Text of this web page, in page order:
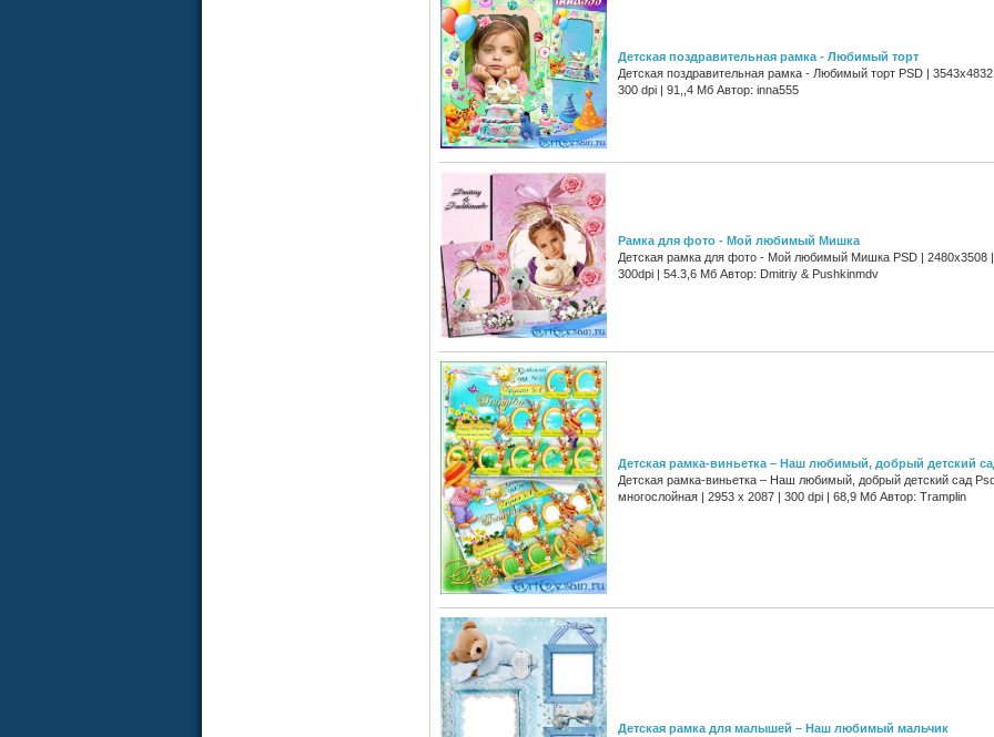
Детская поздравительная рамка - Любимый торт
Детская поздравительная рамка - Любимый торт PSD |
300 dpi | 91,,4 Мб Автор: inna555
Рамка для фото - Мой любимый Мишка
Детская рамка для фото - Мой любимый Мишка PSD | 2480х3508 |
300dpi | 54.3,6 Мб Автор: Dmitriy & Pushkinmdv
Детская рамка-виньетка – Наш любимый, добрый детский
Детская рамка-виньетка – Наш любимый, добрый детский сад
многослойная | 2953 x 2087 | 300 dpi | 68,9 Мб Автор: Tramplin
Детская рамка для малышей – Наш любимый мальчик